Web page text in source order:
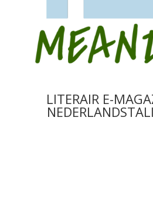
LITERAIR E-